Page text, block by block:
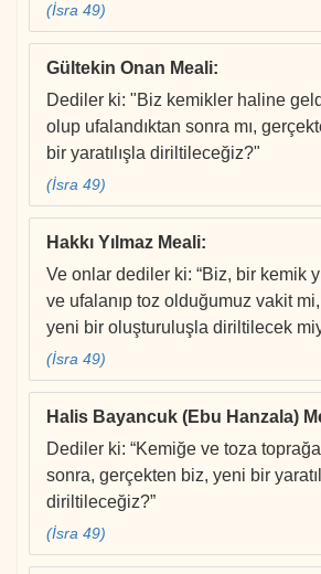
(İsra 49)
Gültekin Onan Meali:
Dediler ki: "Biz kemikler haline
olup ufalandıktan sonra mı,
bir yaratılışla diriltileceğiz?"
(İsra 49)
Hakkı Yılmaz Meali:
Ve onlar dediler ki: “Biz, bir kemik
ve ufalanıp toz olduğumuz vakit
yeni bir oluşturuluşla diriltilecek
(İsra 49)
Halis Bayancuk (Ebu Hanzala)
Dediler ki: “Kemiğe ve toza
sonra, gerçekten biz, yeni bir
diriltileceğiz?”
(İsra 49)